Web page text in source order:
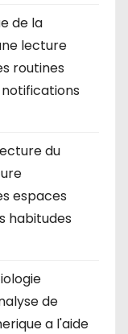
de la
lecture
routines
du
espaces
habitudes
de
a l'aide